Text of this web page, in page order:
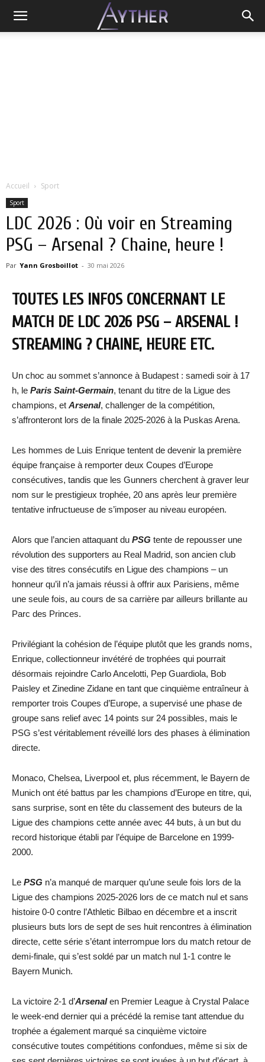
Accueil Sport
Sport
LDC 2026 : Où voir en Streaming
PSG – Arsenal ? Chaine, heure !
Par Yann Grosboillot - 30 mai 2026
TOUTES LES INFOS CONCERNANT LE
MATCH DE LDC 2026 PSG – ARSENAL !
STREAMING ? CHAINE, HEURE ETC.
Un choc au sommet s’annonce à Budapest : samedi soir à 17
h, le Paris Saint-Germain, tenant du titre de la Ligue des
champions, et Arsenal, challenger de la compétition,
s’affronteront lors de la finale 2025-2026 à la Puskas Arena.
Les hommes de Luis Enrique tentent de devenir la première
équipe française à remporter deux Coupes d’Europe
consécutives, tandis que les Gunners cherchent à graver leur
nom sur le prestigieux trophée, 20 ans après leur première
tentative infructueuse de s’imposer au niveau européen.
Alors que l’ancien attaquant du PSG tente de repousser une
révolution des supporters au Real Madrid, son ancien club
vise des titres consécutifs en Ligue des champions – un
honneur qu’il n’a jamais réussi à offrir aux Parisiens, même
une seule fois, au cours de sa carrière par ailleurs brillante au
Parc des Princes.
Privilégiant la cohésion de l’équipe plutôt que les grands noms,
Enrique, collectionneur invétéré de trophées qui pourrait
désormais rejoindre Carlo Ancelotti, Pep Guardiola, Bob
Paisley et Zinedine Zidane en tant que cinquième entraîneur à
remporter trois Coupes d’Europe, a supervisé une phase de
groupe sans relief avec 14 points sur 24 possibles, mais le
PSG s’est véritablement réveillé lors des phases à élimination
directe.
Monaco, Chelsea, Liverpool et, plus récemment, le Bayern de
Munich ont été battus par les champions d’Europe en titre, qui,
sans surprise, sont en tête du classement des buteurs de la
Ligue des champions cette année avec 44 buts, à un but du
record historique établi par l’équipe de Barcelone en 1999-
2000.
Le PSG n’a manqué de marquer qu’une seule fois lors de la
Ligue des champions 2025-2026 lors de ce match nul et sans
histoire 0-0 contre l’Athletic Bilbao en décembre et a inscrit
plusieurs buts lors de sept de ses huit rencontres à élimination
directe, cette série s’étant interrompue lors du match retour de
demi-finale, qui s’est soldé par un match nul 1-1 contre le
Bayern Munich.
La victoire 2-1 d’Arsenalen Premier League à Crystal Palace
le week-end dernier qui a précédé la remise tant attendue du
trophée a également marqué sa cinquième victoire
consécutive toutes compétitions confondues, même si six de